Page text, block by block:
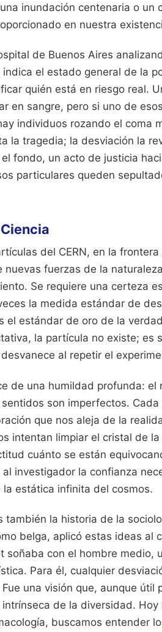
inundación centenaria o un
en nuestra
de Buenos Aires
el estado general de la
quién está en riesgo real.
en sangre, pero si uno de
individuos rozando el coma
la tragedia; la desviación la
fondo, un acto de justicia
particulares queden
del CERN, en la
fuerzas de la
Se requiere una certeza
la medida estándar de
el estándar de oro de la
la partícula no existe; es
al repetir el
de una humildad profunda: el
son imperfectos.
que nos aleja de la
intentan limpiar el cristal de
cuánto se están
investigador la confianza
estática infinita del cosmos.
la historia de la
belga, aplicó estas ideas al
soñaba con el hombre medio,
Para él, cualquier
una visión que, aunque útil
de la diversidad.
buscamos entender